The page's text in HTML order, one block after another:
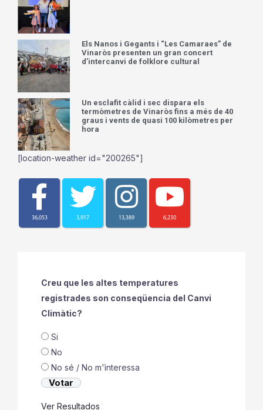
Els Nanos i Gegants i “Les Camaraes” de
Vinaròs presenten un gran concert
d’intercanvi de folklore cultural
Un esclafit càlid i sec dispara els
termòmetres de Vinaròs fins a més de 40
graus i vents de quasi 100 kilòmetres per
hora
[location-weather id="200265"]
36,053 3,917 13,389 6,230
Creu que les altes temperatures
registrades son conseqüencia del Canvi
Climàtic?
Si
No
No sé / No m'ìnteressa
Ver Resultados